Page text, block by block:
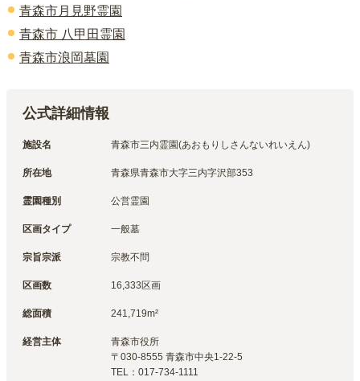
青森市月見野霊園
青森市 八甲田霊園
青森市浪岡墓園
公式詳細情報
施設名 青森市三内霊園(あおもりしさんないれいえん)
所在地 青森県青森市大字三内字沢部353
霊園種別 公営霊園
区画タイプ 一般墓
宗旨宗派 宗教不問
区画数 16,333区画
総面積 241,719m²
経営主体 青森市役所
〒 030-8555 青森市中央1-22-5
TEL： 017-734-1111